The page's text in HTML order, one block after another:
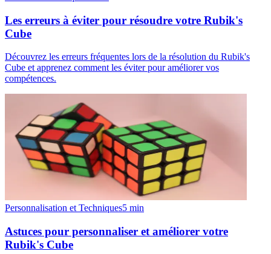
Les erreurs à éviter pour résoudre votre Rubik's
Cube
Découvrez les erreurs fréquentes lors de la résolution du Rubik's
Cube et apprenez comment les éviter pour améliorer vos
compétences.
Personnalisation et Techniques5 min
Astuces pour personnaliser et améliorer votre
Rubik's Cube